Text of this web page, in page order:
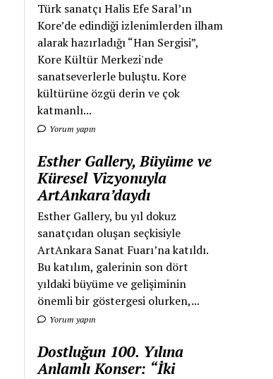
Türk sanatçı Halis Efe Saral’ın
Kore’de edindiği izlenimlerden ilham
alarak hazırladığı “Han Sergisi”,
Kore Kültür Merkezi'nde
sanatseverlerle buluştu. Kore
kültürüne özgü derin ve çok
katmanlı...
Yorum yapın
Esther Gallery, Büyüme ve
Küresel Vizyonuyla
ArtAnkara’daydı
Esther Gallery, bu yıl dokuz
sanatçıdan oluşan seçkisiyle
ArtAnkara Sanat Fuarı’na katıldı.
Bu katılım, galerinin son dört
yıldaki büyüme ve gelişiminin
önemli bir göstergesi olurken,...
Yorum yapın
Dostluğun 100. Yılına
Anlamlı Konser: “İki